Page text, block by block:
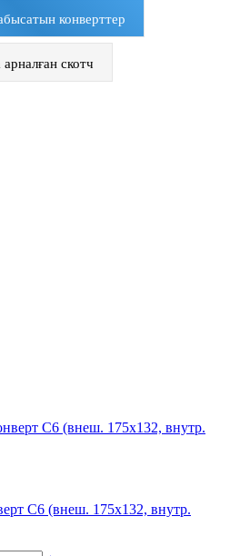
конверттер
скотч
С6 (внеш. 175х132, внутр.